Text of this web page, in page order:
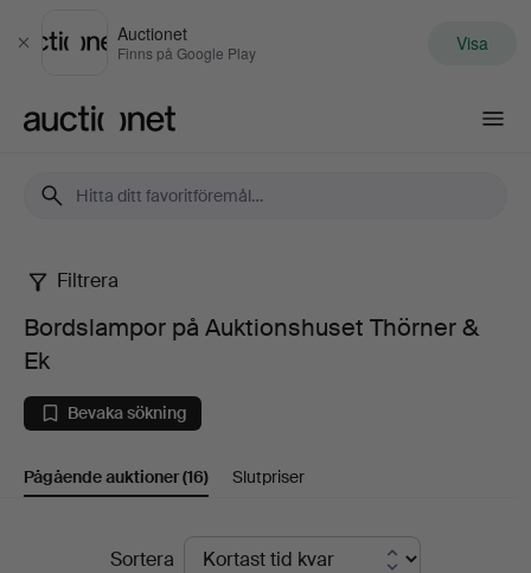
Stäng
Auctionet
Finns på Google Play Visa
Bordslampor
på
Auktionshuset
Thörner
Filtrera
Bordslampor på Auktionshuset Thörner &
Ek
Bevaka sökning
Pågående auktioner(16) Slutpriser
PågåendeSortera